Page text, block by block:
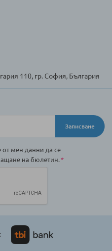
110, гр. София, България
Записване
от мен данни да се
на бюлетин.